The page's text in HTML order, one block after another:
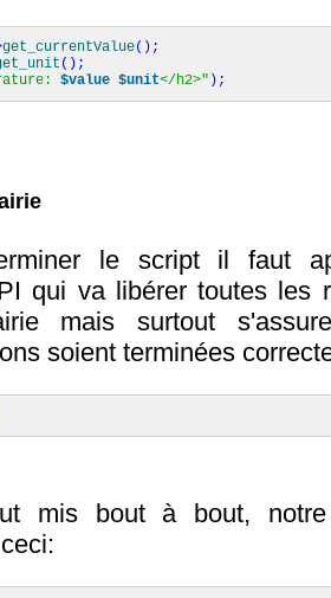
get_currentValue( ) ;
( ) ;
$value $unit</h2>" ) ;
le script il faut
qui va libérer toutes les
mais surtout
soient terminées
mis bout à bout, notre